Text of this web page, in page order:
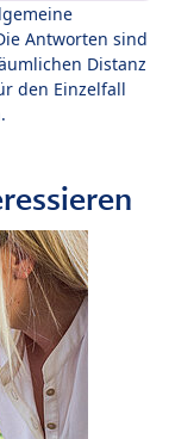
Antworten sind
Distanz
den Einzelfall